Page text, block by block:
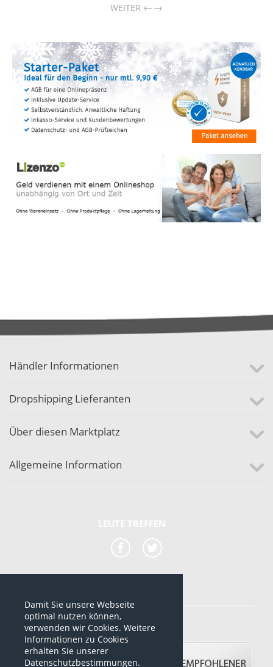
WEITER →
Händler Informationen
Dropshipping Lieferanten
Über diesen Marktplatz
Allgemeine Information
*alle Preise sind netto Preise
© 2012-2026 www.dropshipping-marktplatz.de
Damit Sie unsere Webseite
optimal nutzen können,
verwenden wir Cookies. Weitere
Informationen zu Cookies
erhalten Sie unserer
Datenschutzbestimmungen.